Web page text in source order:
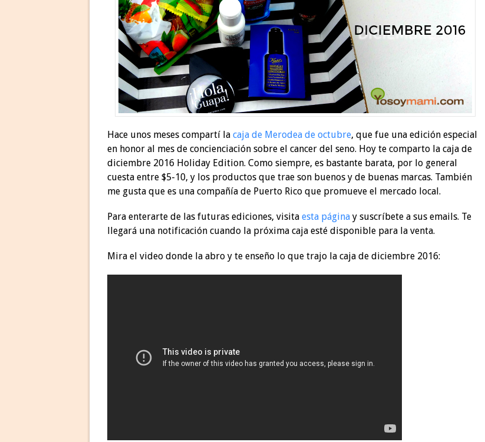
Hace unos meses compartí la caja de Merodea de octubre, que fue una edición especial
en honor al mes de concienciación sobre el cancer del seno. Hoy te comparto la caja de
diciembre 2016 Holiday Edition. Como siempre, es bastante barata, por lo general
cuesta entre $5-10, y los productos que trae son buenos y de buenas marcas. También
me gusta que es una compañía de Puerto Rico que promueve el mercado local.
Para enterarte de las futuras ediciones, visita esta página y suscríbete a sus emails. Te
llegará una notificación cuando la próxima caja esté disponible para la venta.
Mira el video donde la abro y te enseño lo que trajo la caja de diciembre 2016: